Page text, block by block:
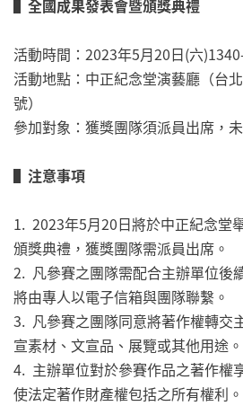
▌ 全國成果發表會暨頒獎典禮
活動時間：2023年5月20日(六
活動地點：中正紀念堂演藝廳（台
號）
參加對象：獲獎團隊須派員出席，
▌ 注意事項
1. 2023年5月20日將於中正紀念堂
頒獎典禮，獲獎團隊需派員出席。
2. 凡參賽之團隊需配合主辦單位後
將由專人以電子信箱與團隊聯繫。
3. 凡參賽之團隊同意將著作權轉交
宣素材、文宣品、展覽或其他用途。
4. 主辦單位對於參賽作品之著作權
使法定著作財產權包括之所有權利。